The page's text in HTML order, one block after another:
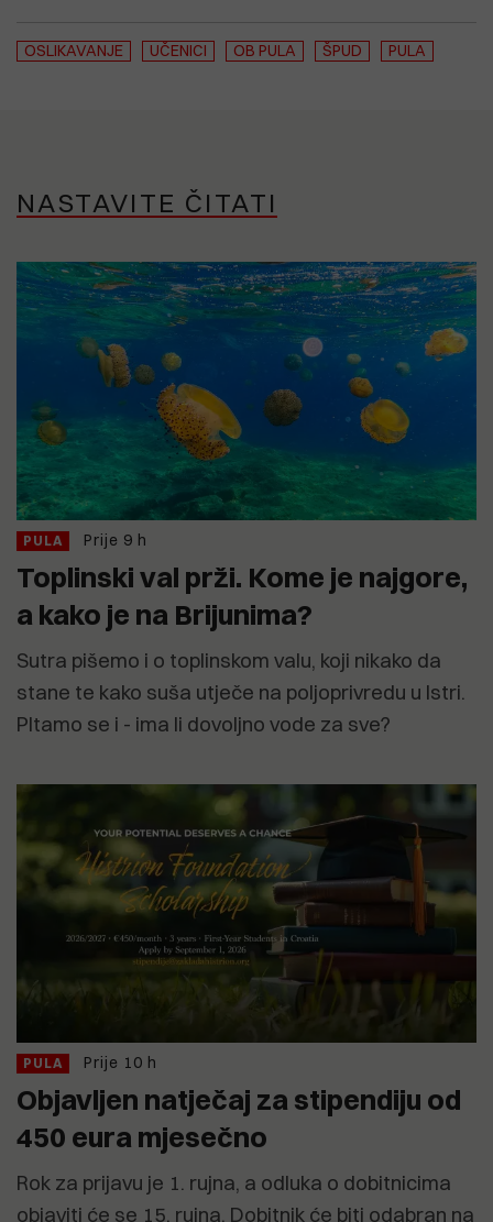
OSLIKAVANJE UČENICI OB PULA ŠPUD PULA
NASTAVITE ČITATI
PULA Prije 9 h
Toplinski val prži. Kome je najgore,
a kako je na Brijunima?
Sutra pišemo i o toplinskom valu, koji nikako da
stane te kako suša utječe na poljoprivredu u Istri.
PItamo se i - ima li dovoljno vode za sve?
PULA Prije 10 h
Objavljen natječaj za stipendiju od
450 eura mjesečno
Rok za prijavu je 1. rujna, a odluka o dobitnicima
objaviti će se 15. rujna. Dobitnik će biti odabran na